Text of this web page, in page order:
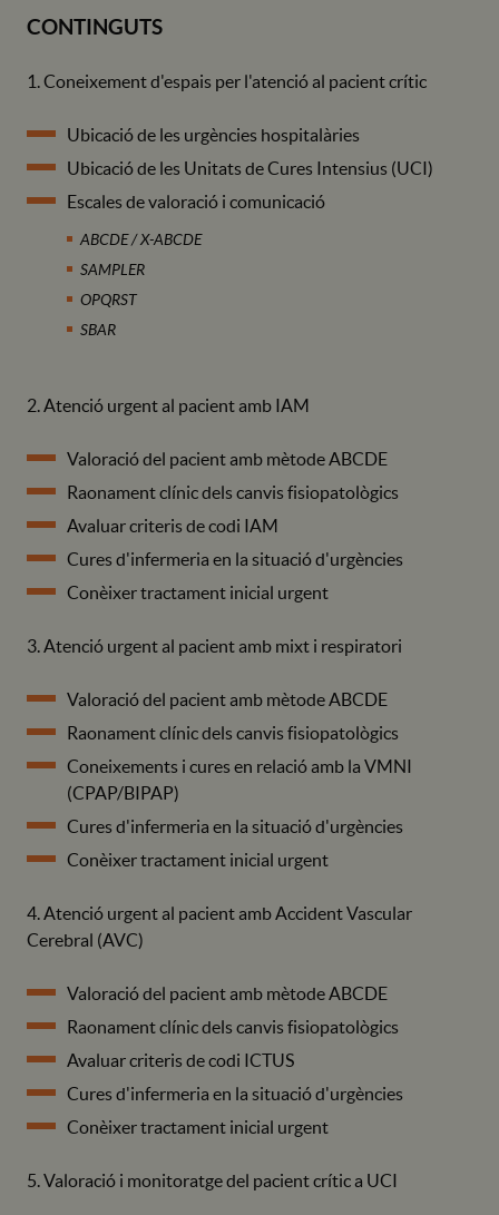
CONTINGUTS
1. Coneixement d'espais per l'atenció al pacient crític
Ubicació de les urgències hospitalàries
Ubicació de les Unitats de Cures Intensius (UCI)
Escales de valoració i comunicació
ABCDE / X-ABCDE
SAMPLER
OPQRST
SBAR
2. Atenció urgent al pacient amb IAM
Valoració del pacient amb mètode ABCDE
Raonament clínic dels canvis fisiopatològics
Avaluar criteris de codi IAM
Cures d'infermeria en la situació d'urgències
Conèixer tractament inicial urgent
3. Atenció urgent al pacient amb mixt i respiratori
Valoració del pacient amb mètode ABCDE
Raonament clínic dels canvis fisiopatològics
Coneixements i cures en relació amb la VMNI
(CPAP/BIPAP)
Cures d'infermeria en la situació d'urgències
Conèixer tractament inicial urgent
4. Atenció urgent al pacient amb Accident Vascular
Cerebral (AVC)
Valoració del pacient amb mètode ABCDE
Raonament clínic dels canvis fisiopatològics
Avaluar criteris de codi ICTUS
Cures d'infermeria en la situació d'urgències
Conèixer tractament inicial urgent
5. Valoració i monitoratge del pacient crític a UCI